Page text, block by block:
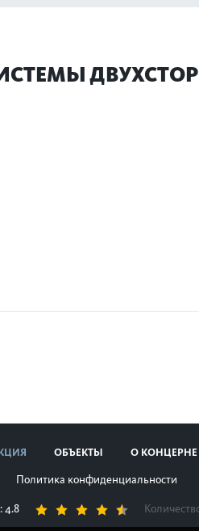
ОБЪЕКТЫ О КОНЦЕРНЕ
Политика конфиденциальности
4.8